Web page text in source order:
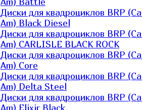
Диски для квадроциклов BRP
Am) Black Diesel
Диски для квадроциклов BRP
Am) CARLISLE BLACK ROCK
Диски для квадроциклов BRP
Am) Core
Диски для квадроциклов BRP
Am) Delta Steel
Диски для квадроциклов BRP
Am) Elixir Black